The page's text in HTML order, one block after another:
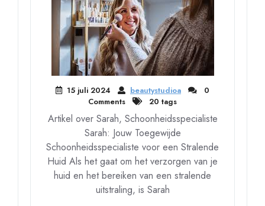
15 juli 2024 beautystudioa
0
Comments
20 tags
Artikel over Sarah, Schoonheidsspecialiste
Sarah: Jouw Toegewijde
Schoonheidsspecialiste voor een Stralende
Huid Als het gaat om het verzorgen van je
huid en het bereiken van een stralende
uitstraling, is Sarah